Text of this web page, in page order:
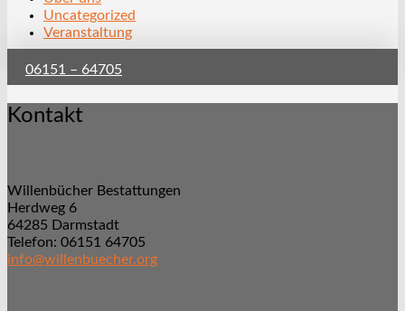
Uncategorized
Veranstaltung
06151 – 64705
Kontakt
Willenbücher Bestattungen
Herdweg 6
64285 Darmstadt
Telefon: 06151 64705
info@willenbuecher.org